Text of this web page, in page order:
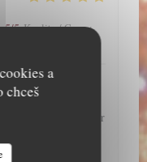
a
chceš
5/5 Kvalita / Cena:
donc il
et je ne suis pas
j'ai pu réserver
de l'équipe est